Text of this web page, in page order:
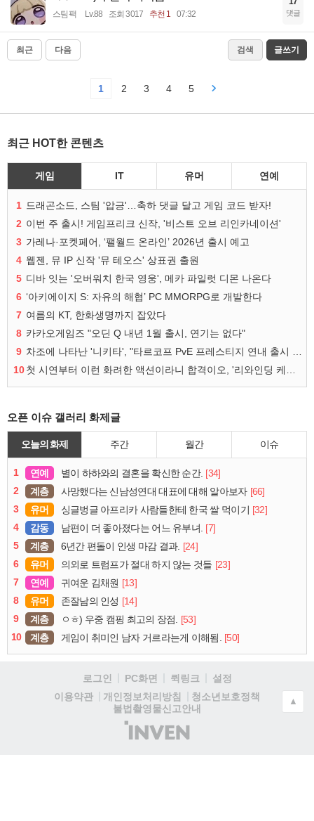
스팀팩 Lv.88 조회 3017 추천 1 07:32 댓글
최근 다음 검색 글쓰기
1 2 3 4 5
최근 HOT한 콘텐츠
게임 IT 유머 연예
1 드래곤소드, 스팀 '압긍'…축하 댓글 달고 게임 코드 받자!
2 이번 주 출시! 게임프리크 신작, '비스트 오브 리인카네이션'
3 가레나·포켓페어, ‘팰월드 온라인’ 2026년 출시 예고
4 웹젠, 뮤 IP 신작 '뮤 테오스' 상표권 출원
5 디바 잇는 '오버워치 한국 영웅', 메카 파일럿 디몬 나온다
6 ‘아키에이지 S: 자유의 해협’ PC MMORPG로 개발한다
7 여름의 KT, 한화생명까지 잡았다
8 카카오게임즈 "오딘 Q 내년 1월 출시, 연기는 없다"
9
차조에 나타난 '니키타', "타르코프 PvE 프레스티지 연내 출시 목표"
10
첫 시연부터 이런 화려한 액션이라니 합격이오, '리와인딩 케이던스'
오픈 이슈 갤러리 화제글
오늘의 화제 주간 월간 이슈
1 연예 별이 하하와의 결혼을 확신한 순간. [34]
2
계층 사망했다는 신남성연대 대표에 대해 알아보자 [66]
3
유머 싱글벙글 아프리카 사람들한테 한국 쌀 먹이기
[32]
4
감동 남편이 더 좋아졌다는 어느 유부녀. [7]
5
계층 6년간 편돌이 인생 마감 결과. [24]
6
유머 의외로 트럼프가 절대 하지 않는 것들 [23]
7
연예 귀여운 김채원 [13]
8
유머 존잘남의 인성 [14]
9
계층 ㅇㅎ) 우중 캠핑 최고의 장점. [53]
10
계층 게임이 취미인 남자 거르라는게 이해됨. [50]
로그인 PC화면 퀵링크
설정
이용약관
개인정보처리방침
청소년보호정책
불법촬영물신고안내
(주)
인
▲